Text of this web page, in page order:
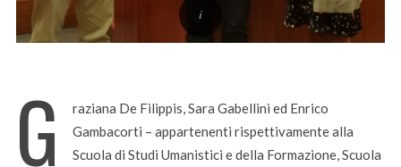
G
raziana De Filippis, Sara Gabellini ed Enrico
Gambacorti – appartenenti rispettivamente alla
Scuola di Studi Umanistici e della Formazione, Scuola